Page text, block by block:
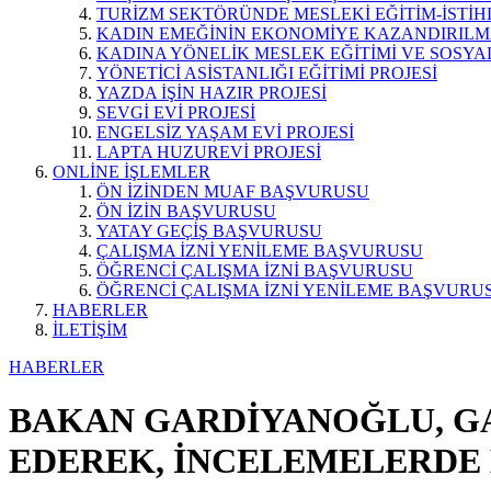
TURİZM SEKTÖRÜNDE MESLEKİ EĞİTİM-
KADIN EMEĞİNİN EKONOMİYE
KADINA YÖNELİK MESLEK EĞİTİMİ VE
YÖNETİCİ ASİSTANLIĞI EĞİTİMİ PROJESİ
YAZDA İŞİN HAZIR PROJESİ
SEVGİ EVİ PROJESİ
ENGELSİZ YAŞAM EVİ PROJESİ
LAPTA HUZUREVİ PROJESİ
ONLİNE İŞLEMLER
ÖN İZİNDEN MUAF BAŞVURUSU
ÖN İZİN BAŞVURUSU
YATAY GEÇİŞ BAŞVURUSU
ÇALIŞMA İZNİ YENİLEME BAŞVURUSU
ÖĞRENCİ ÇALIŞMA İZNİ BAŞVURUSU
ÖĞRENCİ ÇALIŞMA İZNİ YENİLEME
HABERLER
İLETİŞİM
HABERLER
BAKAN GARDİYANOĞLU,
EDEREK, İNCELEMELERDE